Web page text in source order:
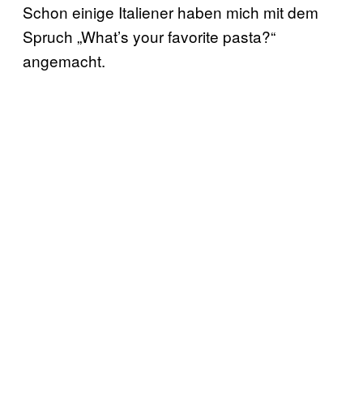
Schon einige Italiener haben mich mit dem
Spruch „What’s your favorite pasta?“
angemacht.